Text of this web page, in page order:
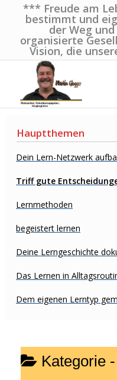
*** Freude am
bestimmt und
der Weg
organisierte
Vision, die
Hauptthemen
Dein Lern-Netzwerk
Triff gute
Lernmethoden
begeistert lernen
Deine Lerngeschichte
Das Lernen in
Dem eigenen Lerntyp
Kategorie -